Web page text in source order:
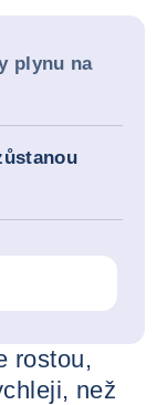
plynu na
rostou,
než